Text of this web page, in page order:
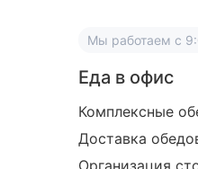
Мы работаем с
Еда в офис
Комплексные
Доставка
Организация